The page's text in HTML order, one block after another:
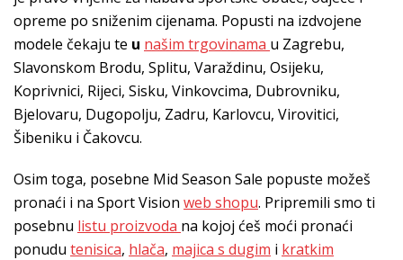
opreme po sniženim cijenama. Popusti na izdvojene
modele čekaju te u našim trgovinama u Zagrebu,
Slavonskom Brodu, Splitu, Varaždinu, Osijeku,
Koprivnici, Rijeci, Sisku, Vinkovcima, Dubrovniku,
Bjelovaru, Dugopolju, Zadru, Karlovcu, Virovitici,
Šibeniku i Čakovcu.
Osim toga, posebne Mid Season Sale popuste možeš
pronaći i na Sport Vision web shopu. Pripremili smo ti
posebnu listu proizvoda na kojoj ćeš moći pronaći
ponudu tenisica, hlača, majica s dugim i kratkim